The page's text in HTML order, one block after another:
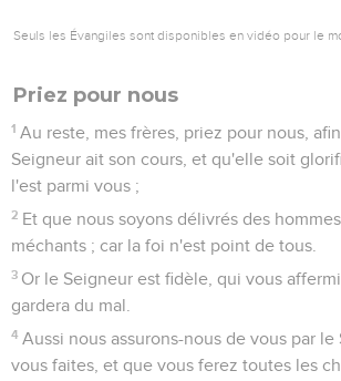
Seuls les Évangiles sont disponibles en vidéo pour le
Priez pour nous
1 Au reste, mes frères, priez pour nous,
Seigneur ait son cours, et qu'elle soit
l'est parmi vous ;
2 Et que nous soyons délivrés des
méchants ; car la foi n'est point de tous.
3 Or le Seigneur est fidèle, qui vous
gardera du mal.
4 Aussi nous assurons-nous de vous par
vous faites, et que vous ferez toutes les